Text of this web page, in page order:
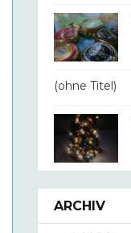
(ohne Titel)
ARCHIV